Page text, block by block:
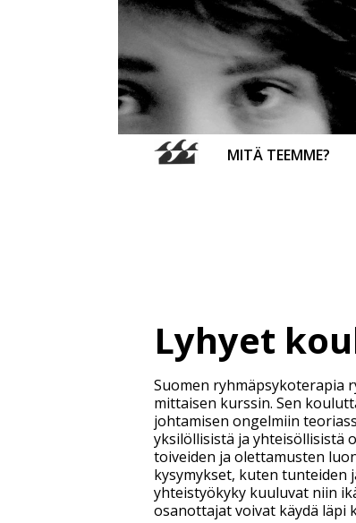
MITÄ TEEMME?
Lyhyet
Suomen ryhmäpsykoterapia
mittaisen kurssin. Sen
johtamisen ongelmiin
yksilöllisistä ja yhteisöllisistä
toiveiden ja olettamusten
kysymykset, kuten tunteiden
yhteistyökyky kuuluvat niin
osanottajat voivat käydä läpi